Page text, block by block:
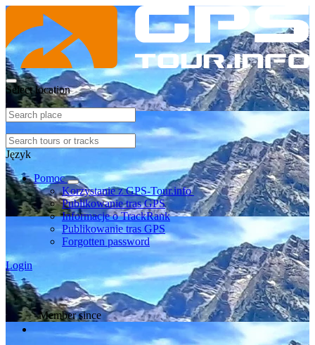
Select location
Język
Pomoc
Korzystanie z GPS-Tour.info
Publikowanie tras GPS
Informacje o TrackRank
Publikowanie tras GPS
Forgotten password
Login
Member since